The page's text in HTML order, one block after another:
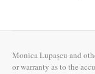
Monica Lupașcu and
or warranty as to the